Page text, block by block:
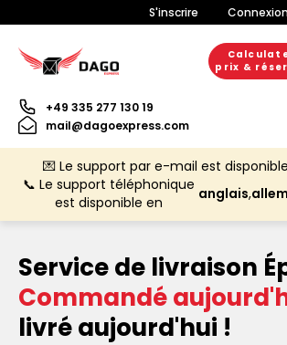
S'inscrire
prix &
+49 335 277 130 19
mail@dagoexpress.com
💌 Le support par e-mail est
📞 Le support téléphonique
est disponible en
anglais,
Service de livraison
Commandé
livré aujourd'hui !